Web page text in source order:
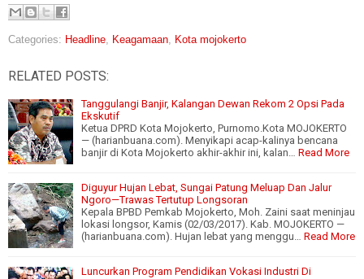
Categories: Headline, Keagamaan, Kota mojokerto
RELATED POSTS:
Tanggulangi Banjir, Kalangan Dewan Rekom 2 Opsi Pada
Ekskutif
Ketua DPRD Kota Mojokerto, Purnomo.Kota MOJOKERTO
— (harianbuana.com). Menyikapi acap-kalinya bencana
banjir di Kota Mojokerto akhir-akhir ini, kalan… Read More
Diguyur Hujan Lebat, Sungai Patung Meluap Dan Jalur
Ngoro—Trawas Tertutup Longsoran
Kepala BPBD Pemkab Mojokerto, Moh. Zaini saat meninjau
lokasi longsor, Kamis (02/03/2017). Kab. MOJOKERTO —
(harianbuana.com). Hujan lebat yang menggu… Read More
Luncurkan Program Pendidikan Vokasi Industri Di